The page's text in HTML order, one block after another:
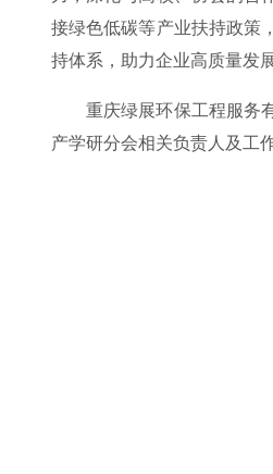
接绿色低碳等产业扶持政策
持体系，助力企业高质量发展
重庆绿展环保工程服务
产学研分会相关负责人及工